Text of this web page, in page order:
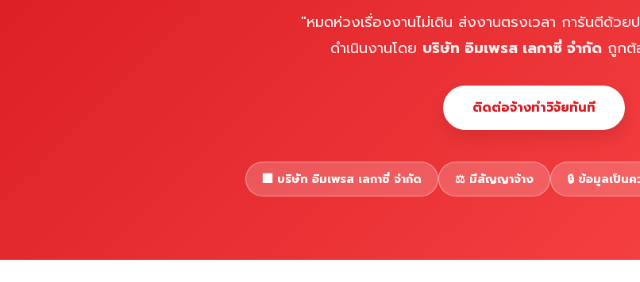
"หมดห่วงเรื่องงานไม่เดิน ส่งงานตรงเวลา การันตีด้วย
ดำเนินงานโดย บริษัท อิมเพรส เลกาซี่ จำกัดถูกต้
ติดต่อจ้างทำวิจัยทันที
🏢 บริษัท อิมเพรส เลกาซี่ จำกัด ⚖️ มีสัญญาจ้าง 🔒 ข้อมูลเป็น